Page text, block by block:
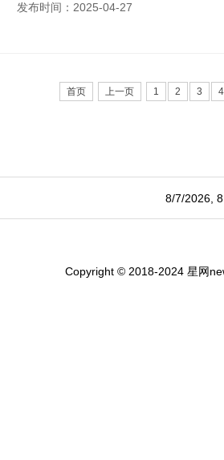
发布时间：2025-04-27
首页 上一页 1 2 3 4
8/7/2026,
Copyright © 2018-2024 星网